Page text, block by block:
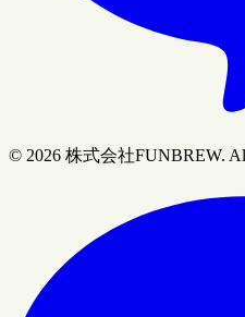
© 2026 株式会社FUNBREW.